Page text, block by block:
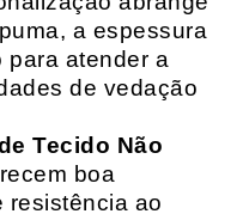
a espessura
para atender a
de vedação
Tecido Não
boa
resistência ao